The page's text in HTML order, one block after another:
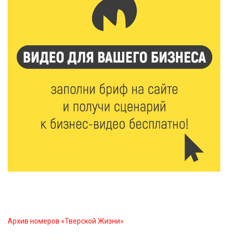
Рынок труда 2026: где в Тверской области самые
6 Авг 2026 12:43 1947
Водителям автобусов в Тверской области
компенсируют ипотеку
6 Авг 2026 12:01 155
Архив номеров «Тверской Жизни»